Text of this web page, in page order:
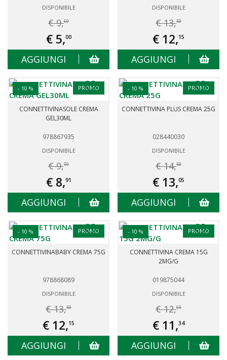
DISPONIBILE
€ 9,60
€ 5,00
AGGIUNGI
DISPONIBILE
€ 13,50
€ 12,15
AGGIUNGI
- 10 % PROMO
CONNETTIVINASOLE CREMA
GEL30ML
978867935
DISPONIBILE
€ 9,90
€ 8,91
AGGIUNGI
- 10 % PROMO
CONNETTIVINA PLUS CREMA 25G
028440030
DISPONIBILE
€ 14,50
€ 13,05
AGGIUNGI
- 10 % PROMO
CONNETTIVINABABY CREMA 75G
978868089
DISPONIBILE
€ 13,50
€ 12,15
AGGIUNGI
- 10 % PROMO
CONNETTIVINA CREMA 15G
2MG/G
019875044
DISPONIBILE
€ 12,60
€ 11,34
AGGIUNGI